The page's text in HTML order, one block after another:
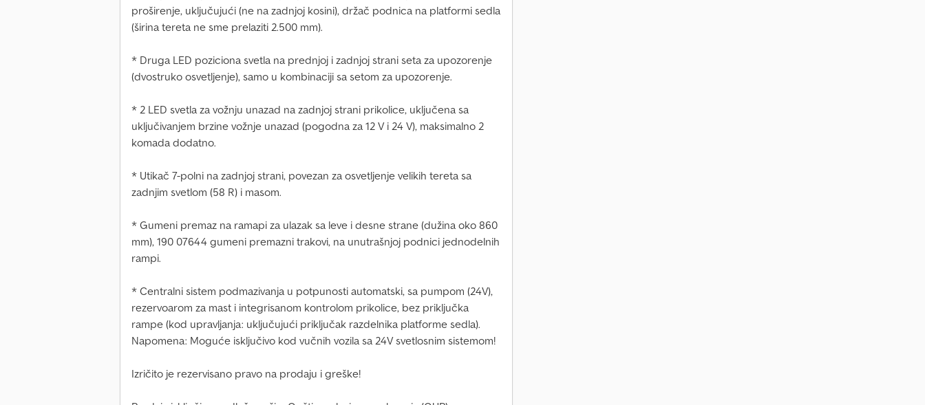
proširenje, uključujući (ne na zadnjoj kosini), držač podnica na platformi sedla
(širina tereta ne sme prelaziti 2.500 mm).
* Druga LED poziciona svetla na prednjoj i zadnjoj strani seta za upozorenje
(dvostruko osvetljenje), samo u kombinaciji sa setom za upozorenje.
* 2 LED svetla za vožnju unazad na zadnjoj strani prikolice, uključena sa
uključivanjem brzine vožnje unazad (pogodna za 12 V i 24 V), maksimalno 2
komada dodatno.
* Utikač 7-polni na zadnjoj strani, povezan za osvetljenje velikih tereta sa
zadnjim svetlom (58 R) i masom.
* Gumeni premaz na ramapi za ulazak sa leve i desne strane (dužina oko 860
mm), 190 07644 gumeni premazni trakovi, na unutrašnjoj podnici jednodelnih
rampi.
* Centralni sistem podmazivanja u potpunosti automatski, sa pumpom (24V),
rezervoarom za mast i integrisanom kontrolom prikolice, bez priključka
rampe (kod upravljanja: uključujući priključak razdelnika platforme sedla).
Napomena: Moguće isključivo kod vučnih vozila sa 24V svetlosnim sistemom!
Izričito je rezervisano pravo na prodaju i greške!